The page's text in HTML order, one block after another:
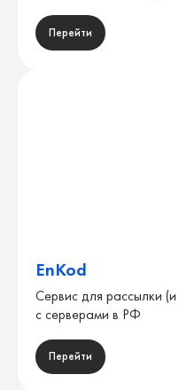
Основателям
Трекерам,
пробелы в
Перейти
EnKod
Сервис для рассылки
с серверами в РФ
Перейти